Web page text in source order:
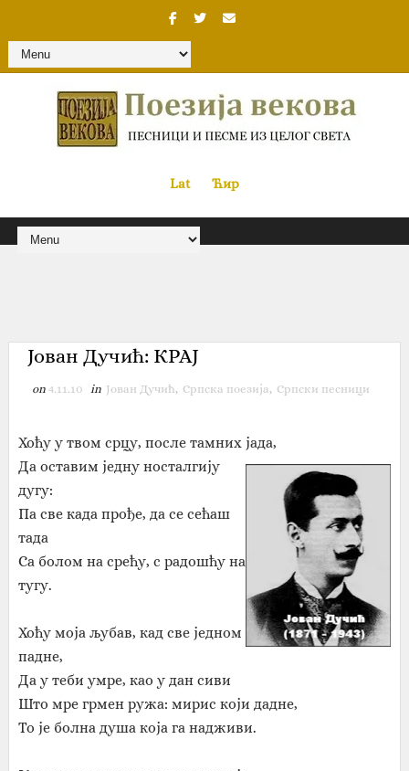
Lat« Ћир
Јован Дучић: КРАЈ
on 4.11.10 in Јован Дучић, Српска поезија, Српски песници
Хоћу у твом срцу, после тамних јада,
Да оставим једну носталгију
дугу:
Па све када прође, да се сећаш
тада
Са болом на срећу, с радошћу на
тугу.
Хоћу моја љубав, кад све једном
падне,
Да у теби умре, као у дан сиви
Што мре грмен ружа: мирис који дадне,
То је болна душа која га надживи.